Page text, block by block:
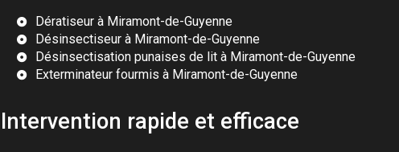
Dératiseur à Miramont-de-Guyenne
Désinsectiseur à Miramont-de-Guyenne
Désinsectisation punaises de lit à Miramont-de-Guyenne
Exterminateur fourmis à Miramont-de-Guyenne
Intervention rapide et efficace